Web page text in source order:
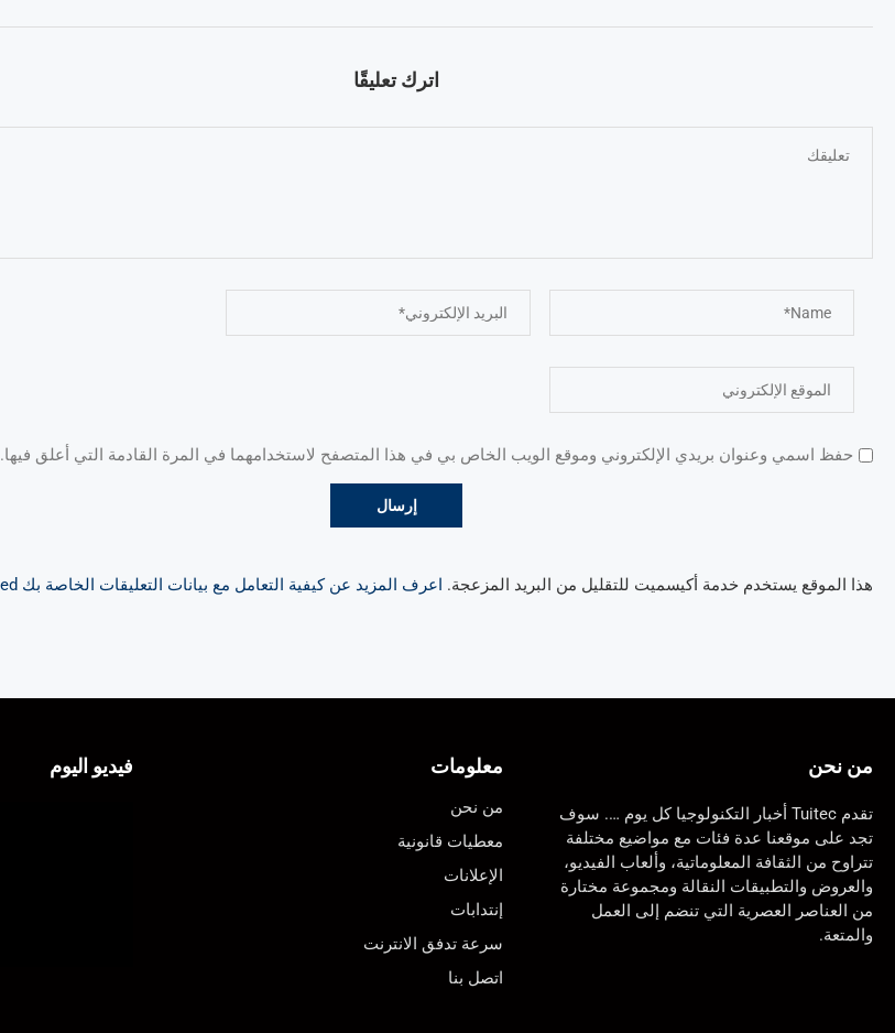
اترك تعليقًا
حفظ اسمي وعنوان بريدي الإلكتروني وموقع الويب الخاص بي في هذا المتصفح لاستخدامهما في المرة القادمة التي أعلق فيها.
هذا الموقع يستخدم خدمة أكيسميت للتقليل من البريد المزعجة. اعرف المزيد عن كيفية التعامل مع بيانات التعليقات الخاصة بك processed
من نحن
تقدم Tuitec أخبار التكنولوجيا كل يوم …. سوف
تجد على موقعنا عدة فئات مع مواضيع مختلفة
تتراوح من الثقافة المعلوماتية، وألعاب الفيديو،
والعروض والتطبيقات النقالة ومجموعة مختارة
من العناصر العصرية التي تنضم إلى العمل
والمتعة.
معلومات
من نحن
معطيات قانونية
الإعلانات
إنتدابات
سرعة تدفق الانترنت
اتصل بنا
فيديو اليوم